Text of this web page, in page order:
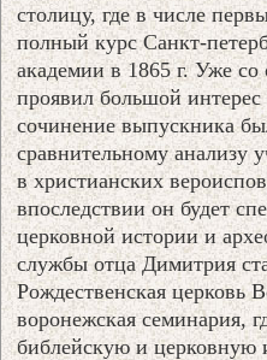
столицу, где в числе
полный курс Санкт-
академии в 1865 г. Уже со
проявил большой интерес
сочинение выпускника
сравнительному анализу
в христианских
впоследствии он будет
церковной истории и
службы отца Димитрия
Рождественская церковь
воронежская семинария,
библейскую и церковную